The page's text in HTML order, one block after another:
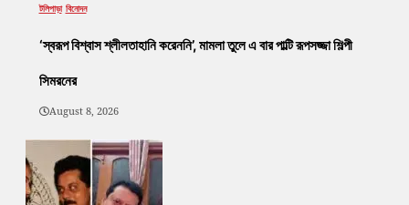
টলিপাড়া বিনোদন
‘স্বরূপ বিশ্বাস শ্লীলতাহানি করেননি’, মামলা তুলে এ বার পাল্টি রূপসজ্জা শিল্পী
সিমরনের
August 8, 2026